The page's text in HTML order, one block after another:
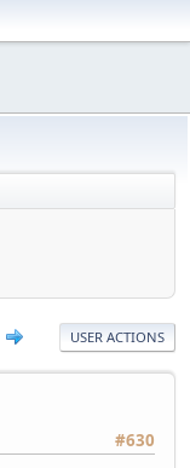
USER ACTIONS
#630